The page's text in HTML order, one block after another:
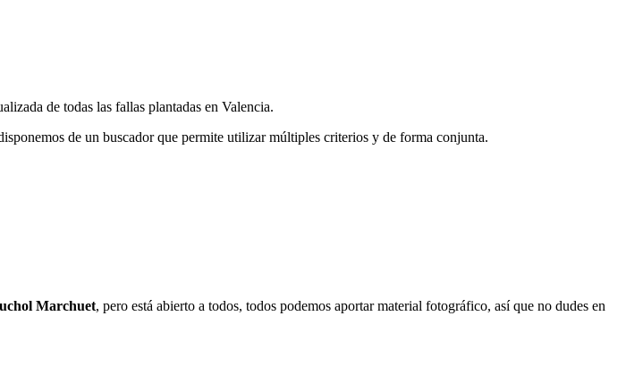
de todas las fallas plantadas en Valencia.
de un buscador que permite utilizar múltiples criterios y de forma conjunta.
Marchuet, pero está abierto a todos, todos podemos aportar material fotográfico, así que no dudes en